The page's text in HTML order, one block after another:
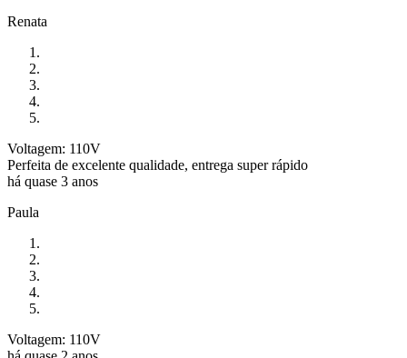
Renata
Voltagem: 110V
Perfeita de excelente qualidade, entrega super rápido
há quase 3 anos
Paula
Voltagem: 110V